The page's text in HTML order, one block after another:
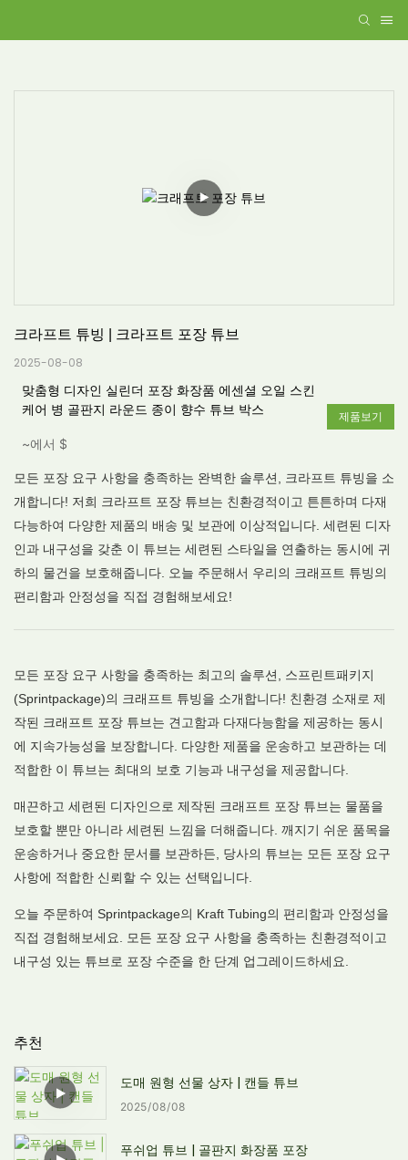
크라프트 튜빙 | 크라프트 포장 튜브
2025-08-08
맞춤형 디자인 실린더 포장 화장품 에센셜 오일 스킨
케어 병 골판지 라운드 종이 향수 튜브 박스
~에서 $
제품보기
모든 포장 요구 사항을 충족하는 완벽한 솔루션, 크라프트 튜빙을 소
개합니다! 저희 크라프트 포장 튜브는 친환경적이고 튼튼하며 다재
다능하여 다양한 제품의 배송 및 보관에 이상적입니다. 세련된 디자
인과 내구성을 갖춘 이 튜브는 세련된 스타일을 연출하는 동시에 귀
하의 물건을 보호해줍니다. 오늘 주문해서 우리의 크래프트 튜빙의
편리함과 안정성을 직접 경험해보세요!
모든 포장 요구 사항을 충족하는 최고의 솔루션, 스프린트패키지
(Sprintpackage)의 크래프트 튜빙을 소개합니다! 친환경 소재로 제
작된 크래프트 포장 튜브는 견고함과 다재다능함을 제공하는 동시
에 지속가능성을 보장합니다. 다양한 제품을 운송하고 보관하는 데
적합한 이 튜브는 최대의 보호 기능과 내구성을 제공합니다.
매끈하고 세련된 디자인으로 제작된 크래프트 포장 튜브는 물품을
보호할 뿐만 아니라 세련된 느낌을 더해줍니다. 깨지기 쉬운 품목을
운송하거나 중요한 문서를 보관하든, 당사의 튜브는 모든 포장 요구
사항에 적합한 신뢰할 수 있는 선택입니다.
오늘 주문하여 Sprintpackage의 Kraft Tubing의 편리함과 안정성을
직접 경험해보세요. 모든 포장 요구 사항을 충족하는 친환경적이고
내구성 있는 튜브로 포장 수준을 한 단계 업그레이드하세요.
추천
도매 원형 선물 상자 | 캔들 튜브
2025 08 08
푸쉬업 튜브 | 골판지 화장품 포장